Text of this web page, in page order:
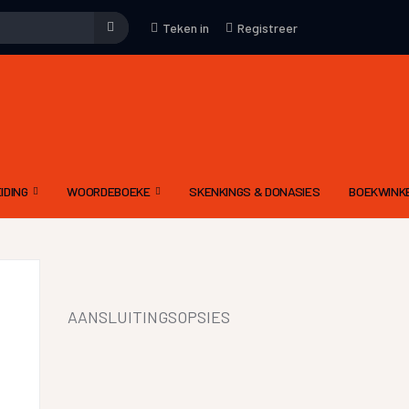
Teken in Registreer
WOORDEBOEKE SKENKINGS & DONASIES
AANSLUITINGSOPSIES